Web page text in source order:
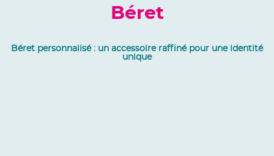
Béret
Béret personnalisé : un accessoire raffiné pour une identité
unique